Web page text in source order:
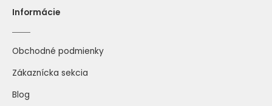
Informácie
Obchodné podmienky
Zákaznícka sekcia
Blog